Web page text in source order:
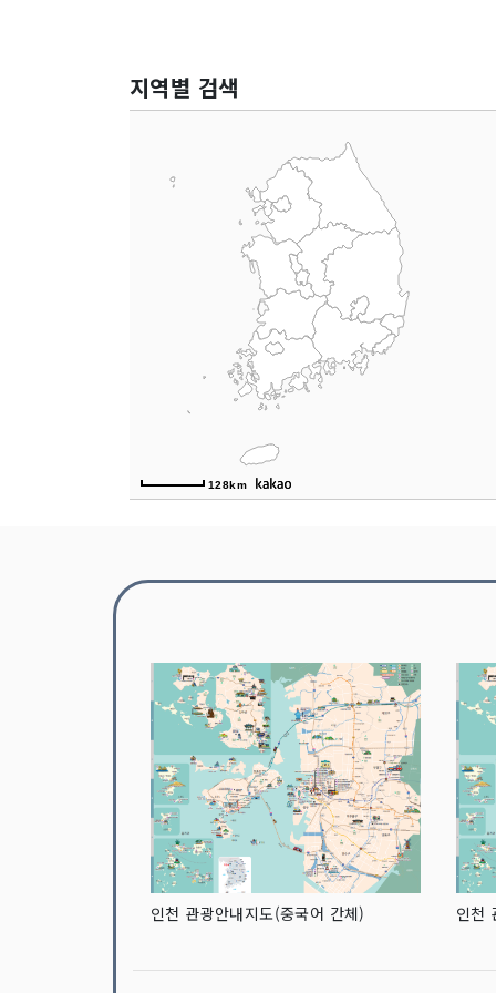
지역별 검색
128km
인천 관광안내지도(중국어 간체) 인천